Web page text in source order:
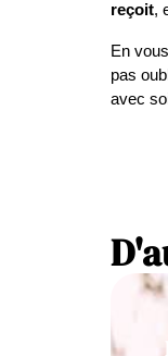
reçoit,
En
pas
avec